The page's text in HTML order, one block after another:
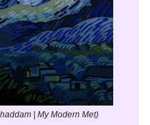
| My Modern Met)